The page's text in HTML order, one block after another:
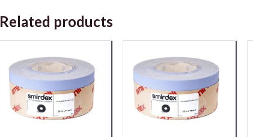
Related products